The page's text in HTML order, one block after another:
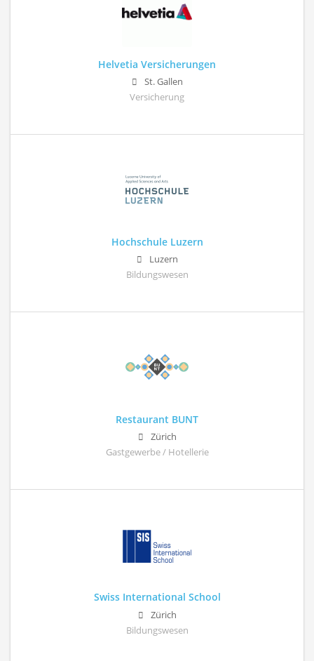
Helvetia Versicherungen
St. Gallen
Versicherung
Hochschule Luzern
Luzern
Bildungswesen
Restaurant BUNT
Zürich
Gastgewerbe / Hotellerie
Swiss International School
Zürich
Bildungswesen